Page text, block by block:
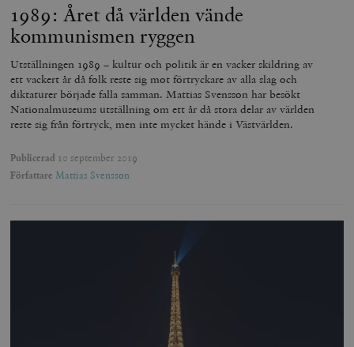
1989: Året då världen vände
kommunismen ryggen
Utställningen 1989 – kultur och politik är en vacker skildring av
ett vackert år då folk reste sig mot förtryckare av alla slag och
diktaturer började falla samman. Mattias Svensson har besökt
Nationalmuseums utställning om ett år då stora delar av världen
reste sig från förtryck, men inte mycket hände i Västvärlden.
Publicerad 10 september 2019
Författare Mattias Svensson